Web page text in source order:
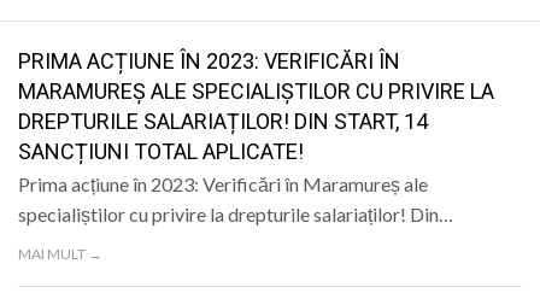
SANATATE
SPORT
SPECIAL
POLITIC
LIFE
PRIMA ACȚIUNE ÎN 2023: VERIFICĂRI ÎN
MARAMUREȘ ALE SPECIALIȘTILOR CU PRIVIRE LA
DREPTURILE SALARIAȚILOR! DIN START, 14
SANCȚIUNI TOTAL APLICATE!
Prima acțiune în 2023: Verificări în Maramureș ale
specialiștilor cu privire la drepturile salariaților! Din…
MAI MULT →